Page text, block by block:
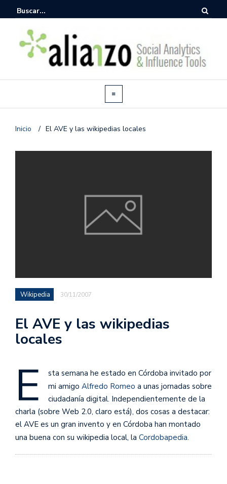
Inicio / El AVE y las wikipedias locales
Wikipedia 30/11/2007
El AVE y las wikipedias
locales
E
sta semana he estado en Córdoba invitado por
mi amigo Alfredo Romeo a unas jornadas sobre
ciudadanía digital. Independientemente de la
charla (sobre Web 2.0, claro está), dos cosas a destacar:
el AVE es un gran invento y en Córdoba han montado
una buena con su wikipedia local, la Cordobapedia.